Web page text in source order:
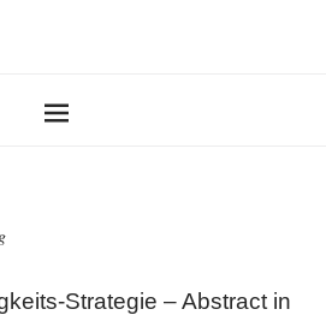
Strategie – Abstract in